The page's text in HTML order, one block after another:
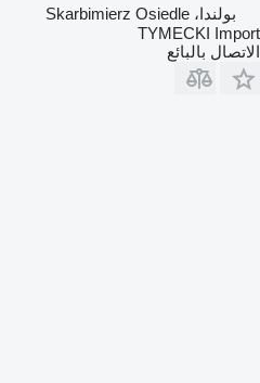
بولندا، Skarbimierz Osiedle
TYMECKI Import
الاتصال بالبائع